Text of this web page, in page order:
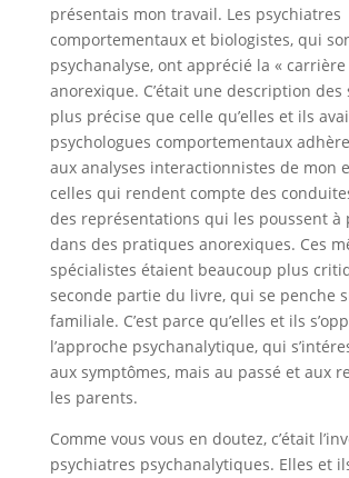
présentais mon travail. Les psychiatres
comportementaux et biologistes, qui
psychanalyse, ont apprécié la « carrière
anorexique. C’était une description des
plus précise que celle qu’elles et ils
psychologues comportementaux
aux analyses interactionnistes de mon
celles qui rendent compte des
des représentations qui les poussent à
dans des pratiques anorexiques. Ces
spécialistes étaient beaucoup plus
seconde partie du livre, qui se penche
familiale. C’est parce qu’elles et ils
l’approche psychanalytique, qui
aux symptômes, mais au passé et aux
les parents.
Comme vous vous en doutez, c’était
psychiatres psychanalytiques. Elles et